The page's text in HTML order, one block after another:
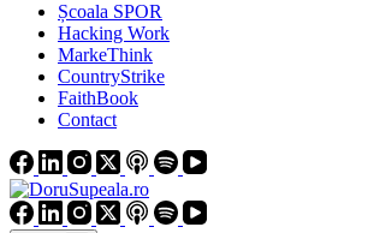
Școala SPOR
Hacking Work
MarkeThink
CountryStrike
FaithBook
Contact